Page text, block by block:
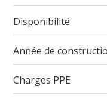
Disponibilité
Année de
Charges PPE